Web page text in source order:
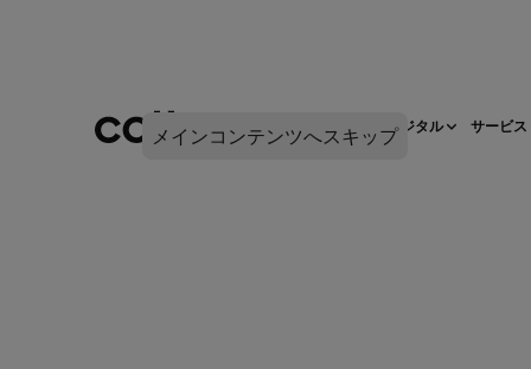
メインコンテンツへスキップ
ネットワークインフラ デジタル サービス